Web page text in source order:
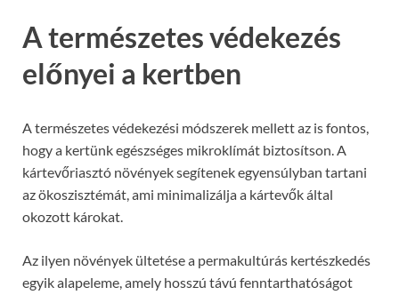
A természetes védekezés
előnyei a kertben
A természetes védekezési módszerek mellett az is fontos,
hogy a kertünk egészséges mikroklímát biztosítson. A
kártevőriasztó növények segítenek egyensúlyban tartani
az ökoszisztémát, ami minimalizálja a kártevők által
okozott károkat.
Az ilyen növények ültetése a permakultúrás kertészkedés
egyik alapeleme, amely hosszú távú fenntarthatóságot